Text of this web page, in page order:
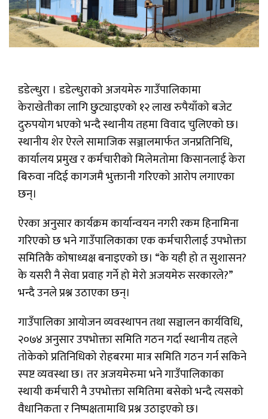
डडेल्धुरा । डडेल्धुराको अजयमेरु गाउँपालिकामा
केराखेतीका लागि छुट्याइएको १२ लाख रुपैयाँको बजेट
दुरुपयोग भएको भन्दै स्थानीय तहमा विवाद चुलिएको छ।
स्थानीय शेर ऐरले सामाजिक सञ्जालमार्फत जनप्रतिनिधि,
कार्यालय प्रमुख र कर्मचारीको मिलेमतोमा किसानलाई केरा
बिरुवा नदिई कागजमै भुक्तानी गरिएको आरोप लगाएका
छन्।
ऐरका अनुसार कार्यक्रम कार्यान्वयन नगरी रकम हिनामिना
गरिएको छ भने गाउँपालिकाका एक कर्मचारीलाई उपभोक्ता
समितिकै कोषाध्यक्ष बनाइएको छ। “के यही हो त सुशासन?
के यसरी नै सेवा प्रवाह गर्ने हो मेरो अजयमेरु सरकारले?”
भन्दै उनले प्रश्न उठाएका छन्।
गाउँपालिका आयोजन व्यवस्थापन तथा सञ्चालन कार्यविधि,
२०७४ अनुसार उपभोक्ता समिति गठन गर्दा स्थानीय तहले
तोकेको प्रतिनिधिको रोहबरमा मात्र समिति गठन गर्न सकिने
स्पष्ट व्यवस्था छ। तर अजयमेरुमा भने गाउँपालिकाका
स्थायी कर्मचारी नै उपभोक्ता समितिमा बसेको भन्दै त्यसको
वैधानिकता र निष्पक्षतामाथि प्रश्न उठाइएको छ।